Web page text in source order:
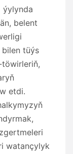
ýylynda
belent
bilen tüýs
etdi.
watançylyk